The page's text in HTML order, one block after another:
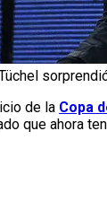
de la Copa
que ahora